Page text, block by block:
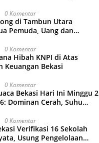
0 Komentar
di Tambun Utara
Pemuda, Uang dan
0 Komentar
Hibah KNPI di Atas
Keuangan Bekasi
0 Komentar
Bekasi Hari Ini Minggu 2
Dominan Cerah, Suhu
0 Komentar
Verifikasi 16 Sekolah
Usung Pengelolaan